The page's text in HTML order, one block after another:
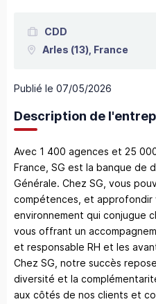
CDD
Arles (13), France
Publié le 07/05/2026
Description de
Avec 1 400 agences et 25
France, SG est la banque de
Générale. Chez SG, vous
compétences, et approfondir
environnement qui conjugue
vous offrant un
et responsable RH et les
Chez SG, notre succès
diversité et la
aux côtés de nos clients et